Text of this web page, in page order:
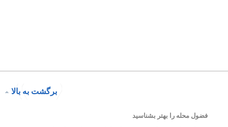
برگشت به بالا
فضول محله را بهتر بشناسید